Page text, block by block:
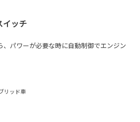
イッチ
、パワーが必要な時に自動制御でエンジン
リッド車